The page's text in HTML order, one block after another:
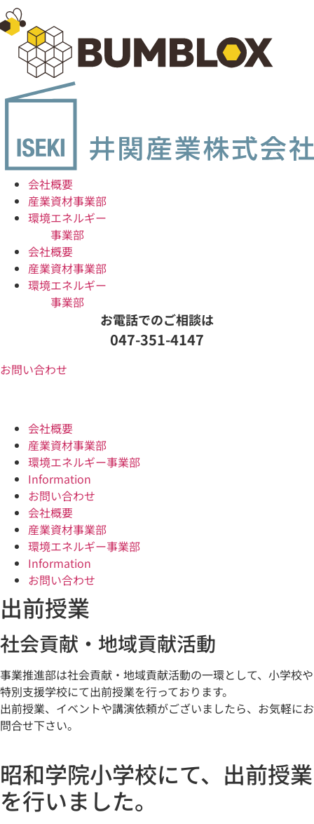
コ
ン
会社概要
産業資材事業部
環境エネルギー
事業部
会社概要
産業資材事業部
環境エネルギー
事業部
お電話でのご相談は
047-351-4147
お問い合わせ
会社概要
産業資材事業部
環境エネルギー事業部
Information
お問い合わせ
会社概要
産業資材事業部
環境エネルギー事業部
Information
お問い合わせ
出前授業
社会貢献・地域貢献活動
事業推進部は社会貢献・地域貢献活動の一環として、小学校や
特別支援学校にて出前授業を行っております。
出前授業、イベントや講演依頼がございましたら、お気軽にお
問合せ下さい。
昭和学院小学校にて、出前授業
を行いました。